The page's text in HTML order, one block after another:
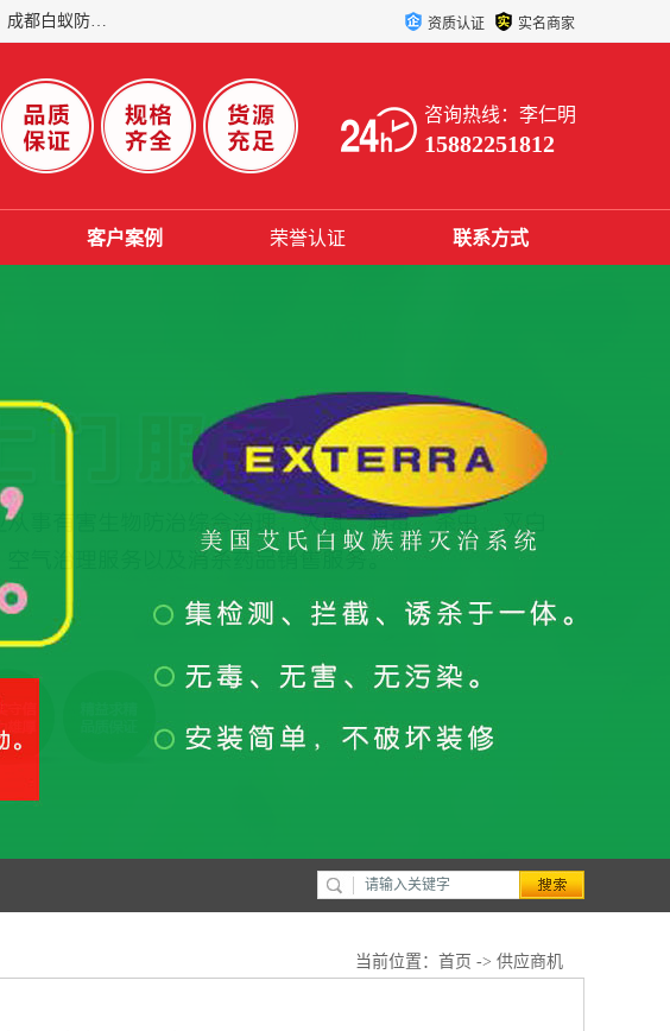
成都仁民有害生物防治服务有限公司是一家经营成都灭跳蚤公司、成都灭鼠公司、成都除虫公司、成都除四害公司、成都白蚁防治公司、成都杀虫公司等。业务覆盖：青白江、郫县、简阳、金堂、乐山、眉山、绵阳、彭州等区域。 由于我们的专业技术和服务态度得到了肯定、 目前公司已经与省内外的多个金 融企业、高端写字楼、星级酒 店、宾馆餐饮企业、学校、制造生产企业、物业小区建立了长期友好的合作关系。 资质认证 实名商家
咨询热线：李仁明
15882251812
客户案例 荣誉认证 联系方式
当前位置： 首页 -> 供应商机